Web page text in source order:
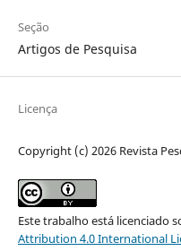
Seção
Artigos de Pesquisa
Licença
Copyright (c) 2026 Revista
Este trabalho está licenciado
Attribution 4.0 International